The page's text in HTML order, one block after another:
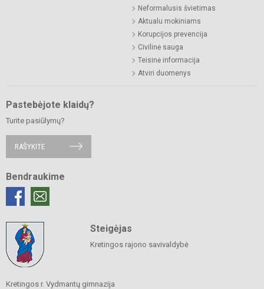
Neformalusis švietimas
Aktualu mokiniams
Korupcijos prevencija
Civilinė sauga
Teisinė informacija
Atviri duomenys
Pastebėjote klaidų?
Turite pasiūlymų?
RAŠYKITE
Bendraukime
Steigėjas
Kretingos rajono savivaldybė
Kretingos r. Vydmantų gimnazija